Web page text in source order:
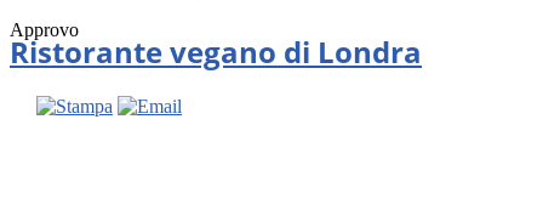
Approvo
Ristorante vegano di Londra